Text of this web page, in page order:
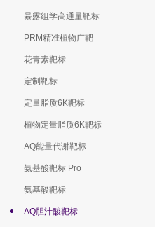
暴露组学高通量靶标
PRM精准植物广靶
花青素靶标
定制靶标
定量脂质6K靶标
植物定量脂质6K靶标
AQ能量代谢靶标
氨基酸靶标 Pro
氨基酸靶标
AQ胆汁酸靶标